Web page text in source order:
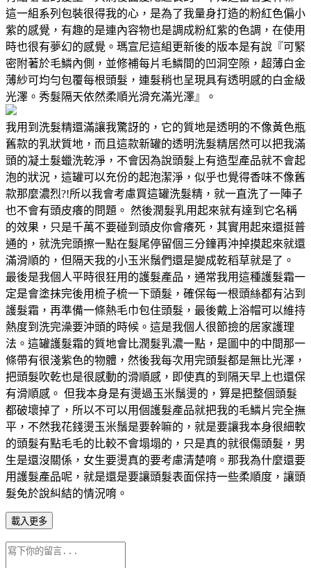
這一組系列包裝很得我的心，是為了我量身打造的粉紅色偏小
紫的感覺，有趣的是連內容物也是調成粉紅紫的色調，在使用
時也很有夢幻的感覺。瑪宣尼這組更新後的版本是有說『可緊
密附著於毛鱗內側，並修補每片毛鱗間的凹洞空隙，超薄白金
薄紗可均勻包覆每根頭髮，連髮稍也呈現具有透明感的白金級
光澤。秀髮隔天依然柔順光滑充滿光澤』。
我用到洗髮精還滿讓我驚訝的，它的質地是透明的不像黃色瓶
舊款的乳狀質地，而且這款新罐的透明洗髮精居然可以把我滿
頭的凝土髮蠟洗乾淨，不會因為說頭髮上有造型產品就不會起
泡的狀況，這罐可以充份的起泡潔淨，似乎也覺得香味不像舊
款那麼濃烈?!所以我會考慮買這罐洗髮精，就一直洗了一陣子
也不會有頭皮癢的問題。 然後潤髮乳用起來就有達到它名稱
的效果，只是千萬不要碰到頭皮你會癢死，其實用起來還挺普
通的，就洗完頭擦一點在髮尾停留個三分鐘再沖掉摸起來就還
滿滑順的，但隔天我的小玉米鬚們還是變成乾稻草就是了。
最後是我個人平時很狂用的護髮產品，通常我用這種護髮霜一
定是會塗抹完後用梳子梳一下頭髮，確保每一根頭絲都有沾到
護髮霜，再準備一條熱毛巾包住頭髮，最後戴上浴帽可以維持
熱度到洗完澡要沖頭的時候。這是我個人很節撿的居家護理
法。這罐護髮霜的質地會比潤髮乳濃一點，是圖中的中間那一
條帶有很淺紫色的物體，然後我每次用完頭髮都是無比光澤，
把頭髮吹乾也是很感動的滑順感，即使真的到隔天早上也還保
有滑順感。 但我本身是有燙過玉米鬚燙的，算是把整個頭髮
都破壞掉了，所以不可以用個護髮產品就把我的毛鱗片完全撫
平，不然我花錢燙玉米鬚是要幹嘛的，就是要讓我本身很細軟
的頭髮有點毛毛的比較不會塌塌的，只是真的就很傷頭髮，男
生是還沒關係，女生要燙真的要考慮清楚唷。那我為什麼還要
用護髮產品呢，就是還是要讓頭髮表面保持一些柔順度，讓頭
髮免於說糾結的情況唷。
載入更多